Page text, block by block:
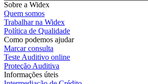
Sobre a Widex
Quem somos
Trabalhar na Widex
Política de Qualidade
Como podemos ajudar
Marcar consulta
Teste Auditivo online
Proteção Auditiva
Informações úteis